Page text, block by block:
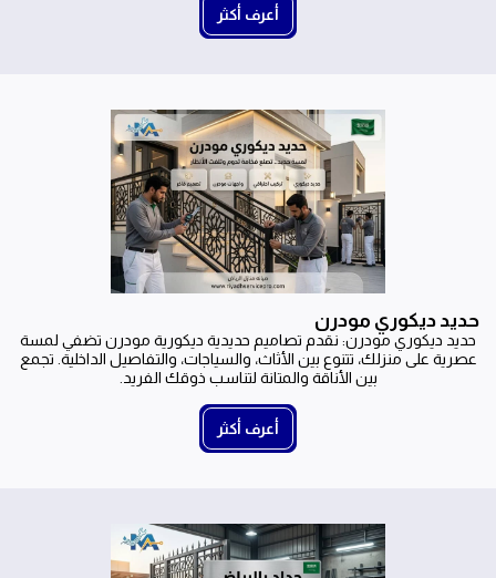
أعرف أكثر
حديد ديكوري مودرن
حديد ديكوري مودرن: نقدم تصاميم حديدية ديكورية مودرن تضفي لمسة
عصرية على منزلك، تتنوع بين الأثاث، والسياجات، والتفاصيل الداخلية. تجمع
بين الأناقة والمتانة لتناسب ذوقك الفريد.
أعرف أكثر